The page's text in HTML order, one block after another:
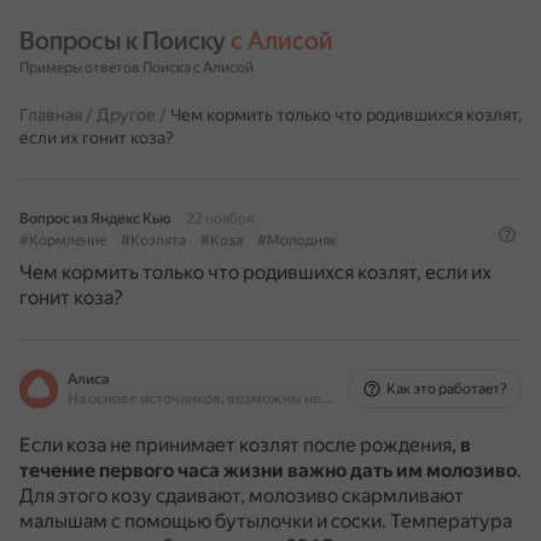
Вопросы к Поиску с Алисой
Примеры ответов Поиска с Алисой
Главная / Другое / Чем кормить только что родившихся козлят,
если их гонит коза?
Вопрос из Яндекс Кью
22 ноября
#Кормление
#Козлята #Коза #Молодняк
Чем кормить только что родившихся козлят, если их
гонит коза?
Алиса
На основе источников, возможны неточности
Как это работает?
Если коза не принимает козлят после рождения, в
течение первого часа жизни важно дать им молозиво.
Для этого козу сдаивают, молозиво скармливают
малышам с помощью бутылочки и соски. Температура